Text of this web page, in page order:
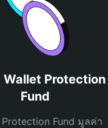
Wallet Protection
Fund
Fund มูลค่า